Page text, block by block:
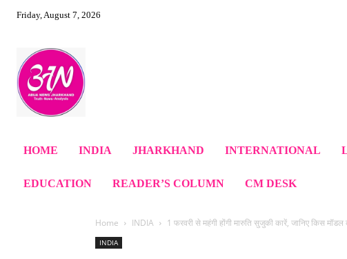
Friday, August 7, 2026
HOME INDIA JHARKHAND INTERNATIONAL
EDUCATION READER’S COLUMN CM DESK
Home INDIA 1 फरवरी से महंगी होंगी मारुति सुजुकी कारें, जानिए किस मॉडल
INDIA